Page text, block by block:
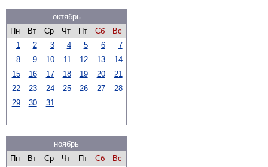
октябрь
Пн
Вт Ср Чт Пт Сб
Вс
1
2 3 4 5 6
7
8
9 10 11 12 13
14
15
16 17 18 19 20
21
22
23 24 25 26 27
28
29
30 31
ноябрь
Пн
Вт Ср Чт Пт Сб
Вс